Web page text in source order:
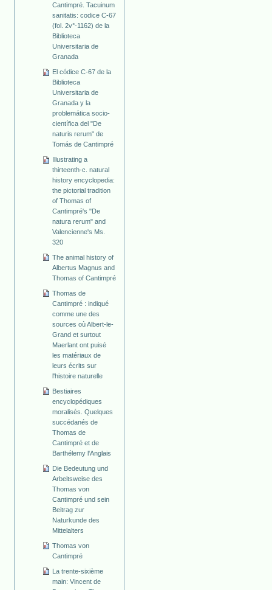
Cantimpré. Tacuinum
sanitatis: codice C-67
(fol. 2v°-1162) de la
Biblioteca
Universitaria de
Granada
El códice C-67 de la
Biblioteca
Universitaria de
Granada y la
problemática socio-
científica del "De
naturis rerum" de
Tomás de Cantimpré
Illustrating a
thirteenth-c. natural
history encyclopedia:
the pictorial tradition
of Thomas of
Cantimpré's "De
natura rerum" and
Valencienne's Ms.
320
The animal history of
Albertus Magnus and
Thomas of Cantimpré
Thomas de
Cantimpré : indiqué
comme une des
sources où Albert-le-
Grand et surtout
Maerlant ont puisé
les matériaux de
leurs écrits sur
l'histoire naturelle
Bestiaires
encyclopédiques
moralisés. Quelques
succédanés de
Thomas de
Cantimpré et de
Barthélemy l'Anglais
Die Bedeutung und
Arbeitsweise des
Thomas von
Cantimpré und sein
Beitrag zur
Naturkunde des
Mittelalters
Thomas von
Cantimpré
La trente-sixième
main: Vincent de